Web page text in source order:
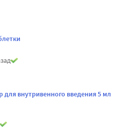
внутривенного введения 5 мл